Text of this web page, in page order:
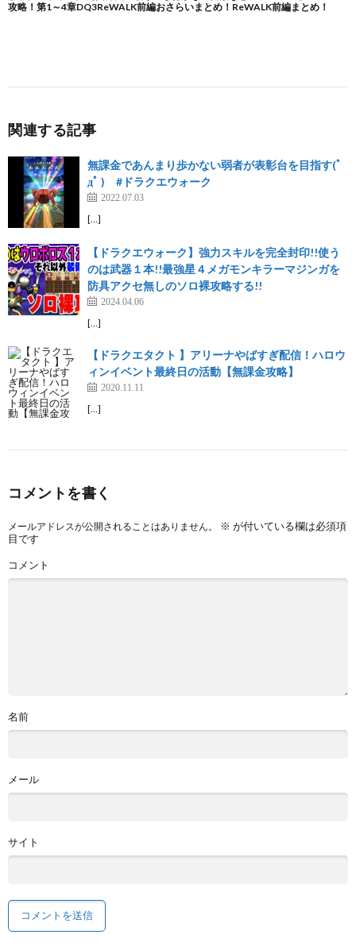
関連する記事
無課金であんまり歩かない弱者が表彰台を目指す(ﾟ
дﾟ ) #ドラクエウォーク
2022.07.03
[…]
【ドラクエウォーク】強力スキルを完全封印!!使う
のは武器１本!!最強星４メガモンキラーマジンガを
防具アクセ無しのソロ裸攻略する!!
2024.04.06
[…]
【ドラクエタクト 】アリーナやばすぎ配信！ハロウ
ィンイベント最終日の活動【無課金攻略】
2020.11.11
[…]
コメントを書く
メールアドレスが公開されることはありません。 ※ が付いている欄は必須項
目です
コメント
名前
メール
サイト